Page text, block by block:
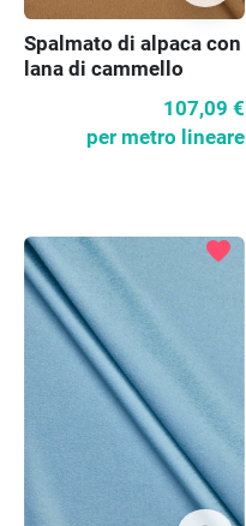
Spalmato di alpaca con
lana di cammello
107,09 €
per metro lineare
favorite